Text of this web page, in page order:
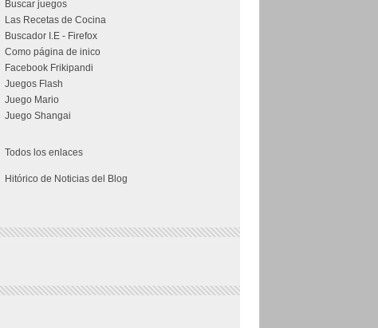
Buscar juegos
Las Recetas de Cocina
Buscador I.E - Firefox
Como página de inico
Facebook Frikipandi
Juegos Flash
Juego Mario
Juego Shangai
Todos los enlaces
Hitórico de Noticias del Blog